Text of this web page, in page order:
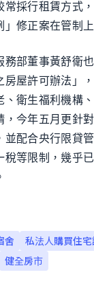
常採行租賃方式
」修正案在管制
務部董事黃舒衛
房屋許可辦法」
、衛生福利機構
，今年五月更針
並配合央行限貸
稅等限制，幾乎
舍
私法人購買住宅
健全房市